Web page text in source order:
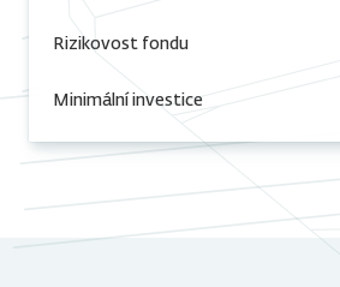
Rizikovost fondu
Minimální investice